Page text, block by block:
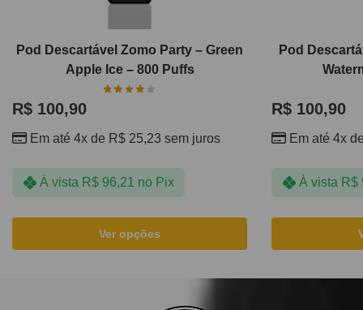
Pod Descartável Zomo Party – Green
Apple Ice – 800 Puffs
R$ 100,90
Em até 4x de R$ 25,23 sem juros
À vista R$96,21 no Pix
Ver opções
Pod
R$ 100,90
Em até 4x
À vista R$